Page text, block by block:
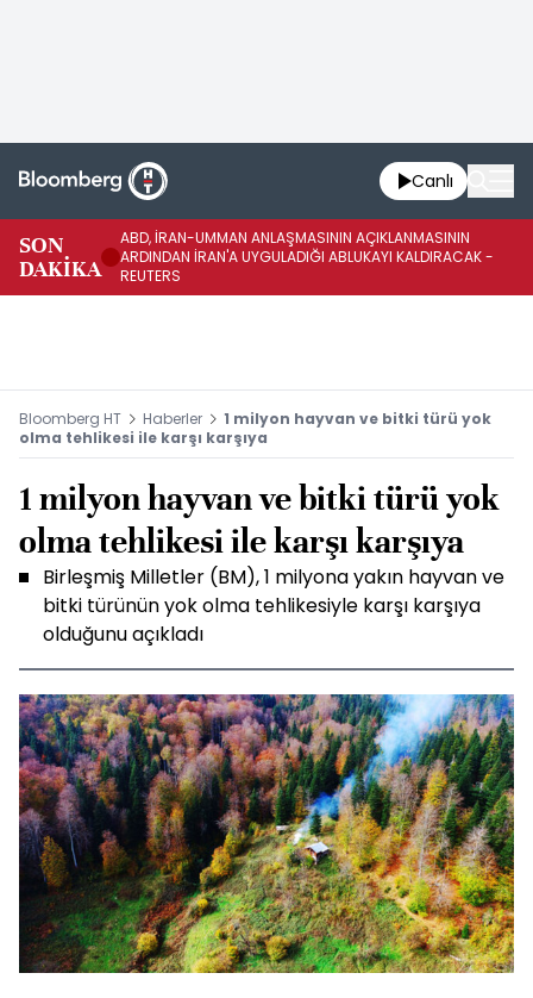
Canlı
SON
DAKİKA
ABD, İRAN-UMMAN ANLAŞMASININ AÇIKLANMASININ
ARDINDAN İRAN'A UYGULADIĞI ABLUKAYI KALDIRACAK -
REUTERS
Bloomberg HT Haberler
1 milyon hayvan ve bitki türü yok
olma tehlikesi ile karşı karşıya
1 milyon hayvan ve bitki türü yok
olma tehlikesi ile karşı karşıya
Birleşmiş Milletler (BM), 1 milyona yakın hayvan ve
bitki türünün yok olma tehlikesiyle karşı karşıya
olduğunu açıkladı